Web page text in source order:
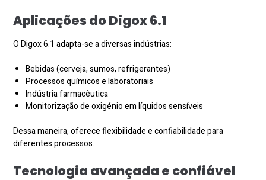
Aplicações do Digox 6.1
O Digox 6.1 adapta-se a diversas indústrias:
Bebidas (cerveja, sumos, refrigerantes)
Processos químicos e laboratoriais
Indústria farmacêutica
Monitorização de oxigénio em líquidos sensíveis
Dessa maneira, oferece flexibilidade e confiabilidade para
diferentes processos.
Tecnologia avançada e confiável